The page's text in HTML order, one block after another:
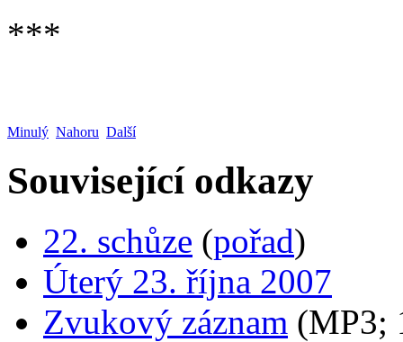
***
Minulý Nahoru Další
Související odkazy
22. schůze (pořad)
Úterý 23. října 2007
Zvukový záznam (MP3;